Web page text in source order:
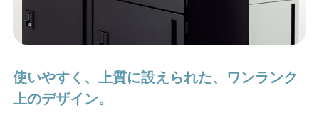
使いやすく、上質に設えられた、ワンランク
上のデザイン。